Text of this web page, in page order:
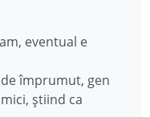
eventual e
împrumut, gen
știind ca